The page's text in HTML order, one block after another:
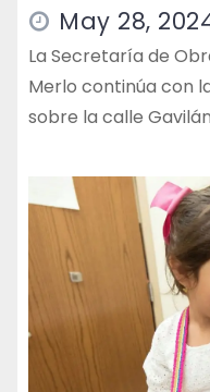
May 28,
La Secretaría de
Merlo continúa con
sobre la calle